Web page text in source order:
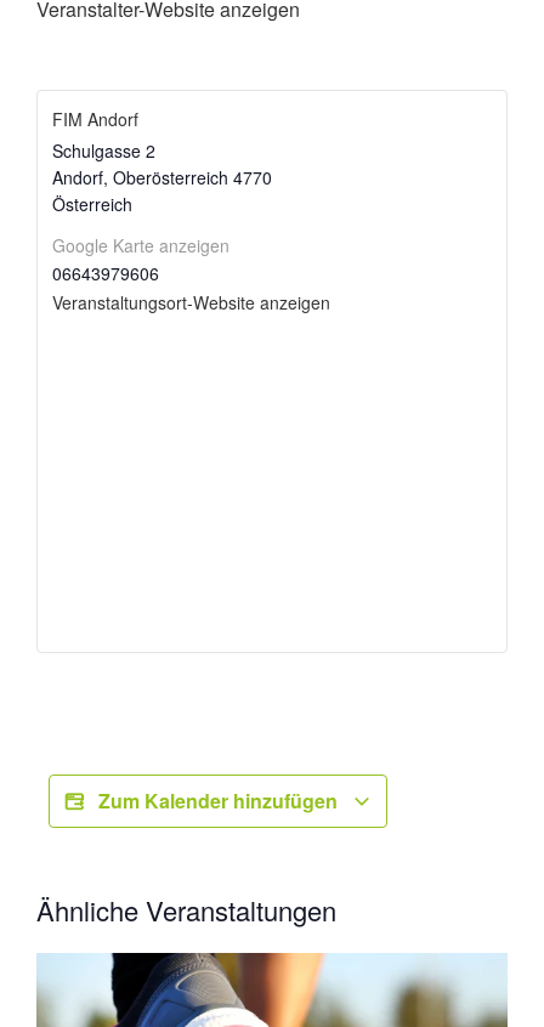
Veranstalter-Website anzeigen
FIM Andorf
Schulgasse 2
Andorf, Oberösterreich 4770
Österreich
Google Karte anzeigen
06643979606
Veranstaltungsort-Website anzeigen
Zum Kalender hinzufügen
Ähnliche Veranstaltungen